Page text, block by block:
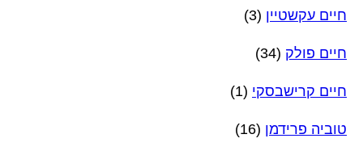
חיים עקשטיין (3)
חיים פולק (34)
חיים קרישבסקי (1)
טוביה פרידמן (16)